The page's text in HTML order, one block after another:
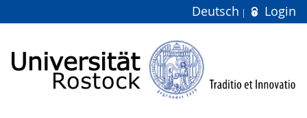
Deutsch Login